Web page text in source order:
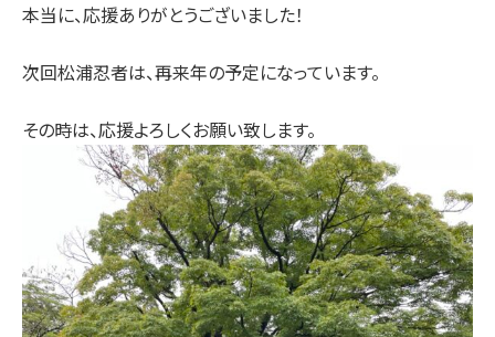
本当に、応援ありがとうございました！
次回松浦忍者は、再来年の予定になっています。
その時は、応援よろしくお願い致します。